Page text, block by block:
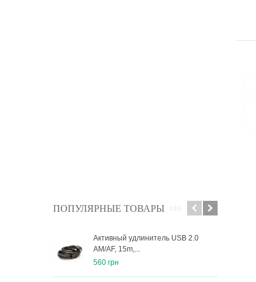
ПОПУЛЯРНЫЕ ТОВАРЫ
Активный удлинитель USB 2.0
AM/AF, 15m,...
560 грн